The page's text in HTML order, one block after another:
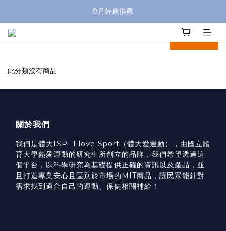
8月好康推薦
prev next
此分類沒有商品
關於我們
我們是體大ISP- I love Sport（體大愛運動），由國立體
育大學熱愛運動的研究生所創立的品牌，我們希望透過這
個平台，以科學研究為基礎提供正確的資訊以及產品，並
且打造專業安心且區別於市場的MIT商品，讓民眾能針對
需求找到適合自己的運動、保健相關補給！